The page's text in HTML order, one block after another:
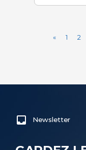
« 1 2
Newsletter